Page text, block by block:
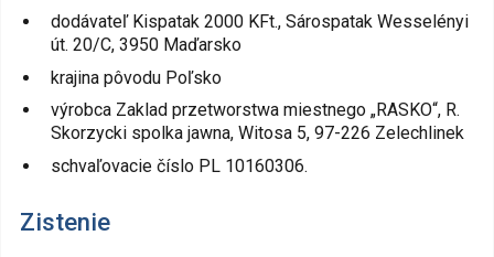
dodávateľ Kispatak 2000 KFt., Sárospatak Wesselényi
út. 20/C, 3950 Maďarsko
krajina pôvodu Poľsko
výrobca Zaklad przetworstwa miestnego „RASKO“, R.
Skorzycki spolka jawna, Witosa 5, 97-226 Zelechlinek
schvaľovacie číslo PL 10160306.
Zistenie